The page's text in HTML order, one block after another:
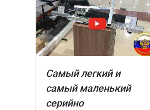
Самый легкий и
самый маленький
серийно